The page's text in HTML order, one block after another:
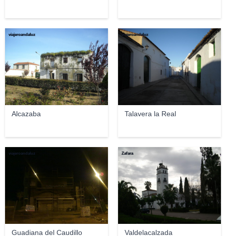
Alcazaba
viajeroandaluz
Talavera la Real
viajeroandaluz
Guadiana del Caudillo
viajeroandaluz
Valdelacalzada
Zafara